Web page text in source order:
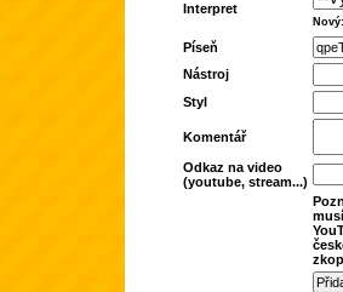
Interpret
Nový:
Píseň
Nástroj
Styl
Komentář
Odkaz na video
(youtube, stream...)